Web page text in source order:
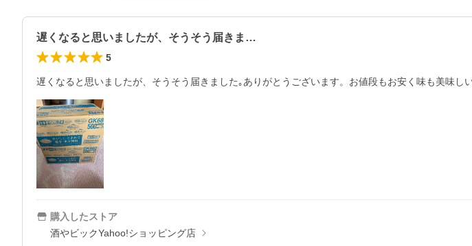
遅くなると思いましたが、そうそう届きま…
5
遅くなると思いましたが、そうそう届きました｡ありがとうございます。お値段もお安く味も美味
購入したストア
酒やビックYahoo!ショッピング店